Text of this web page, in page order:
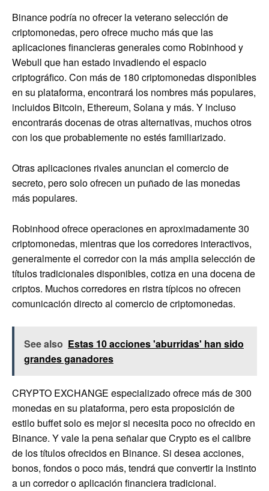
Binance podría no ofrecer la veterano selección de
criptomonedas, pero ofrece mucho más que las
aplicaciones financieras generales como Robinhood y
Webull que han estado invadiendo el espacio
criptográfico. Con más de 180 criptomonedas disponibles
en su plataforma, encontrará los nombres más populares,
incluidos Bitcoin, Ethereum, Solana y más. Y incluso
encontrarás docenas de otras alternativas, muchos otros
con los que probablemente no estés familiarizado.
Otras aplicaciones rivales anuncian el comercio de
secreto, pero solo ofrecen un puñado de las monedas
más populares.
Robinhood ofrece operaciones en aproximadamente 30
criptomonedas, mientras que los corredores interactivos,
generalmente el corredor con la más amplia selección de
títulos tradicionales disponibles, cotiza en una docena de
criptos. Muchos corredores en ristra típicos no ofrecen
comunicación directo al comercio de criptomonedas.
See also Estas 10 acciones 'aburridas' han sido
grandes ganadores
CRYPTO EXCHANGE especializado ofrece más de 300
monedas en su plataforma, pero esta proposición de
estilo buffet solo es mejor si necesita poco no ofrecido en
Binance. Y vale la pena señalar que Crypto es el calibre
de los títulos ofrecidos en Binance. Si desea acciones,
bonos, fondos o poco más, tendrá que convertir la instinto
a un corredor o aplicación financiera tradicional.